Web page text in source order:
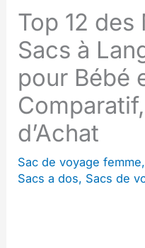
Top 12 des
Sacs à
pour Bébé
d’Achat
Sac de voyage femme,
Sacs a dos, Sacs de